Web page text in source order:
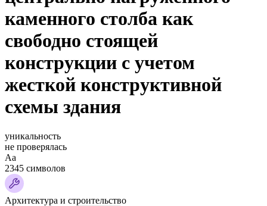
каменного столба как
свободно стоящей
конструкции с учетом
жесткой конструктивной
схемы здания
уникальность
не проверялась
Аа
2345 символов
Архитектура и строительство